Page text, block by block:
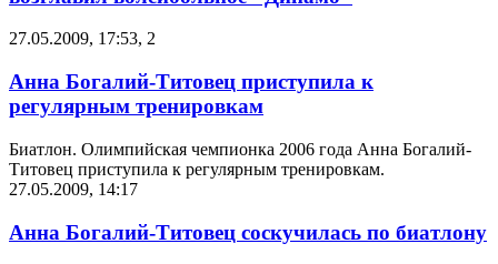
27.05.2009, 17:53, 2
Анна Богалий-Титовец приступила к
регулярным тренировкам
Биатлон. Олимпийская чемпионка 2006 года Анна Богалий-
Титовец приступила к регулярным тренировкам.
27.05.2009, 14:17
Анна Богалий-Титовец соскучилась по биатлону